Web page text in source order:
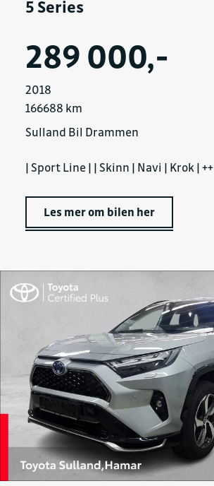
5 Series
289 000,-
2018
166688 km
Sulland Bil Drammen
| Sport Line | | Skinn | Navi | Krok | ++
Les mer om bilen her